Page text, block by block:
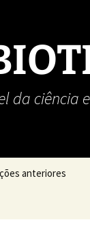
da ciência
anteriores